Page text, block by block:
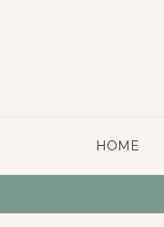
HOME